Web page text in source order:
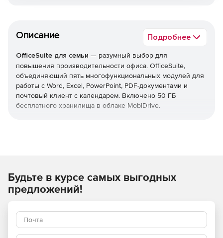
Описание Подробнее
OfficeSuite для семьи — разумный выбор для
повышения производительности офиса. OfficeSuite,
объединяющий пять многофункциональных модулей для
работы с Word, Excel, PowerPoint, PDF-документами и
почтовый клиент с календарем. Включено 50 ГБ
бесплатного хранилища в облаке MobiDrive.
Все необходимые расширенные функции - средство
рисования формата, отслеживание изменений,
Будьте в курсе самых выгодных
предложений!